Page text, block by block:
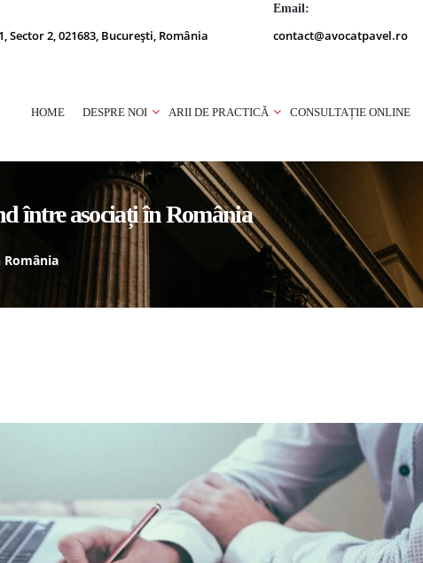
Sector 2, 021683, București, România
Email:
contact@avocatpavel.ro
HOME DESPRE NOI ARII DE PRACTICĂ CONSULTAȚIE ONLINE
între asociați în România